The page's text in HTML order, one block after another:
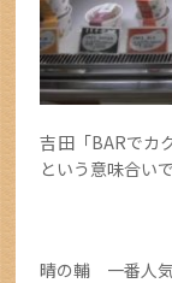
吉田「BARでカ
という意味合い
晴の輔 一番人